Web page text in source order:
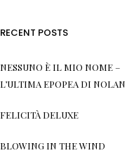
RECENT POSTS
NESSUNO È IL MIO NOME –
L’ULTIMA EPOPEA DI NOLAN
FELICITÀ DELUXE
BLOWING IN THE WIND